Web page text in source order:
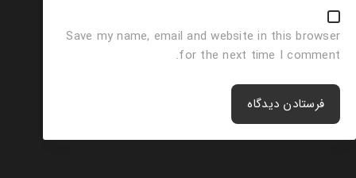
Save my name, email and website in this browser
for the next time I comment.
فرستادن دیدگاه